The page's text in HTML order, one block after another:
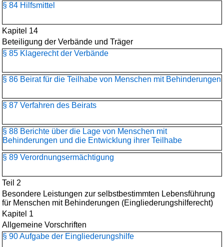
§ 84 Hilfsmittel
Kapitel 14
Beteiligung der Verbände und Träger
§ 85 Klagerecht der Verbände
§ 86 Beirat für die Teilhabe von Menschen mit Behinderungen
§ 87 Verfahren des Beirats
§ 88 Berichte über die Lage von Menschen mit
Behinderungen und die Entwicklung ihrer Teilhabe
§ 89 Verordnungsermächtigung
Teil 2
Besondere Leistungen zur selbstbestimmten Lebensführung
für Menschen mit Behinderungen (Eingliederungshilferecht)
Kapitel 1
Allgemeine Vorschriften
§ 90 Aufgabe der Eingliederungshilfe